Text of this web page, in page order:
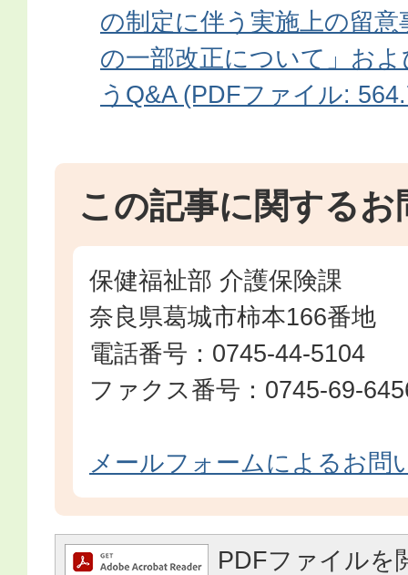
の制定に伴う実施上の留
の一部改正について」お
うQ&A (PDFファイル:
この記事に関するお
保健福祉部 介護保険課
奈良県葛城市柿本166番地
電話番号：0745-44-5104
ファクス番号：0745-69-
メールフォームによるお問
PDFファイルを